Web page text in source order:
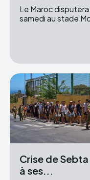
Le Maroc
samedi au stade
Crise de
à ses...